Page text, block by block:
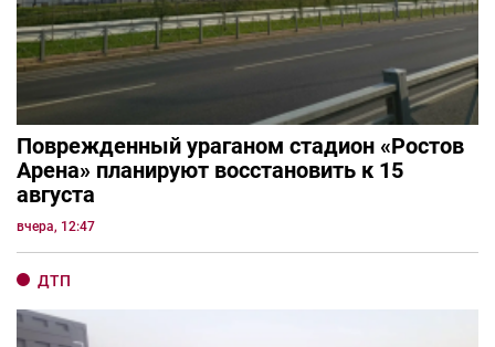
Поврежденный ураганом стадион «Ростов
Арена» планируют восстановить к 15
августа
вчера, 12:47
ДТП